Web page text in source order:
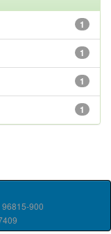
1
1
1
1
900